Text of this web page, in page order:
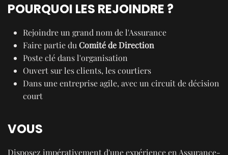
POURQUOI LES REJOINDRE ?
Rejoindre un grand nom de l'Assurance
Faire partie du Comité de Direction
Poste clé dans l'organisation
Ouvert sur les clients, les courtiers
Dans une entreprise agile, avec un circuit de décision
court
VOUS
Disposez impérativement d'une expérience en Assurance-